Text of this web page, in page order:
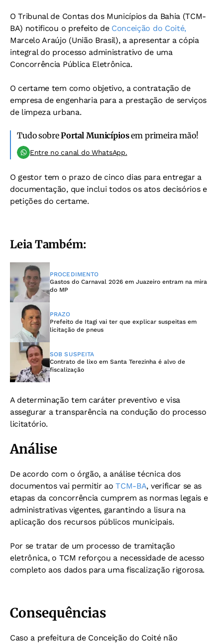
O Tribunal de Contas dos Municípios da Bahia (TCM-
BA) notificou o prefeito de Conceição do Coité,
Marcelo Araújo (União Brasil), a apresentar a cópia
integral do processo administrativo de uma
Concorrência Pública Eletrônica.
O certame tem como objetivo, a contratação de
empresa de engenharia para a prestação de serviços
de limpeza urbana.
Tudo sobrePortal Municípiosem primeira mão!
Entre no canal do WhatsApp.
O gestor tem o prazo de cinco dias para entregar a
documentação, que inclui todos os atos decisórios e
petições do certame.
Leia Também:
PROCEDIMENTO
Gastos do Carnaval 2026 em Juazeiro entram na mira
do MP
PRAZO
Prefeito de Itagi vai ter que explicar suspeitas em
licitação de pneus
SOB SUSPEITA
Contrato de lixo em Santa Terezinha é alvo de
fiscalização
A determinação tem caráter preventivo e visa
assegurar a transparência na condução do processo
licitatório.
Análise
De acordo com o órgão, a análise técnica dos
documentos vai permitir aoTCM-BA, verificar se as
etapas da concorrência cumprem as normas legais e
administrativas vigentes, garantindo a lisura na
aplicação dos recursos públicos municipais.
Por se tratar de um processo de tramitação
eletrônica, o TCM reforçou a necessidade de acesso
completo aos dados para uma fiscalização rigorosa.
Consequências
Caso a prefeitura de Conceição do Coité não